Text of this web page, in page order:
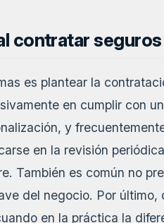
contratar
es plantear la
en cumplir con
y
en la revisión
También es común no
del negocio. Por
en la práctica la